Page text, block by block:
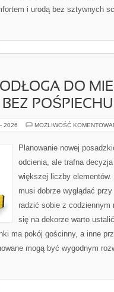
i urodą bez sztywnych
DO
POŚPIECHU
2026 MOŻLIWOŚĆ
Planowanie nowej
odcienia, ale trafna
większej liczby
musi dobrze wyglądać
radzić sobie z codziennym
się na dekorze warto
ma pokój gościnny, a inne
mogą być wygodnym